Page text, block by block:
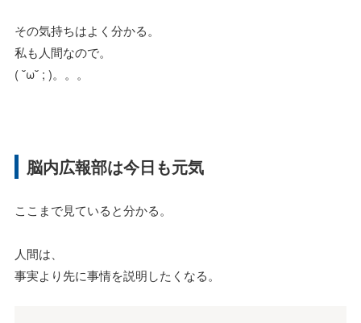
その気持ちはよく分かる。
私も人間なので。
( ˘ω˘ ; )。。。
脳内広報部は今日も元気
ここまで見ていると分かる。
人間は、
事実より先に事情を説明したくなる。